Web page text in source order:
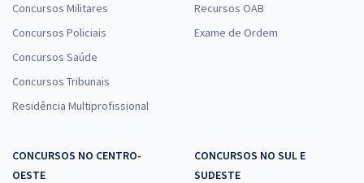
Concursos Militares
Concursos Policiais
Concursos Saúde
Concursos Tribunais
Residência Multiprofissional
Recursos OAB
Exame de Ordem
CONCURSOS NO CENTRO-
OESTE
CONCURSOS NO SUL E
SUDESTE